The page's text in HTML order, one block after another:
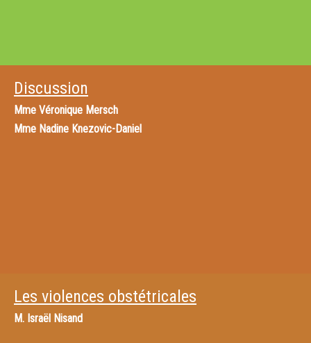
Discussion
Mme Véronique Mersch
Mme Nadine Knezovic-Daniel
Les violences obstétricales
M. Israël Nisand